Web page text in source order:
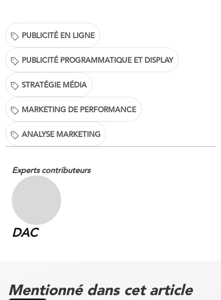
PUBLICITÉ EN LIGNE
PUBLICITÉ PROGRAMMATIQUE ET DISPLAY
STRATÉGIE MÉDIA
MARKETING DE PERFORMANCE
ANALYSE MARKETING
Experts contributeurs
DAC
Mentionné dans cet article